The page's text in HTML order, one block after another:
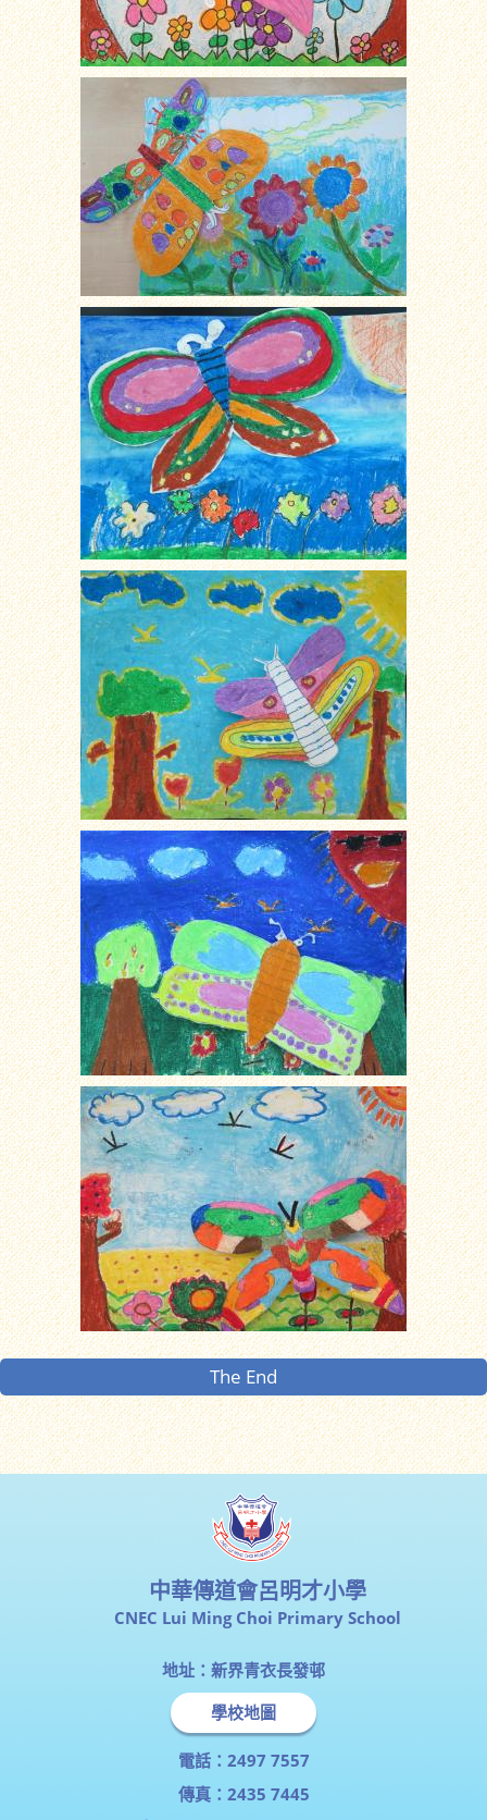
The End
中華傳道會呂明才小學
CNEC Lui Ming Choi Primary School
地址：新界青衣長發邨
學校地圖
電話：2497 7557
傳真：2435 7445